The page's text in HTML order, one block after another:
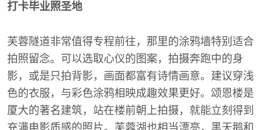
打卡毕业照圣地
芙蓉隧道非常值得专程前往，那里的涂鸦墙特别适合
拍照留念。可以选取心仪的图案，拍摄奔跑中的身
影，或是只拍背影，画面都富有诗情画意。建议穿浅
色的衣服，与彩色涂鸦相映成趣效果更好。颂恩楼是
厦大的著名建筑，站在楼前朝上拍摄，就能立刻得到
充满电影质感的照片。芙蓉湖也相当漂亮，黑天鹅和